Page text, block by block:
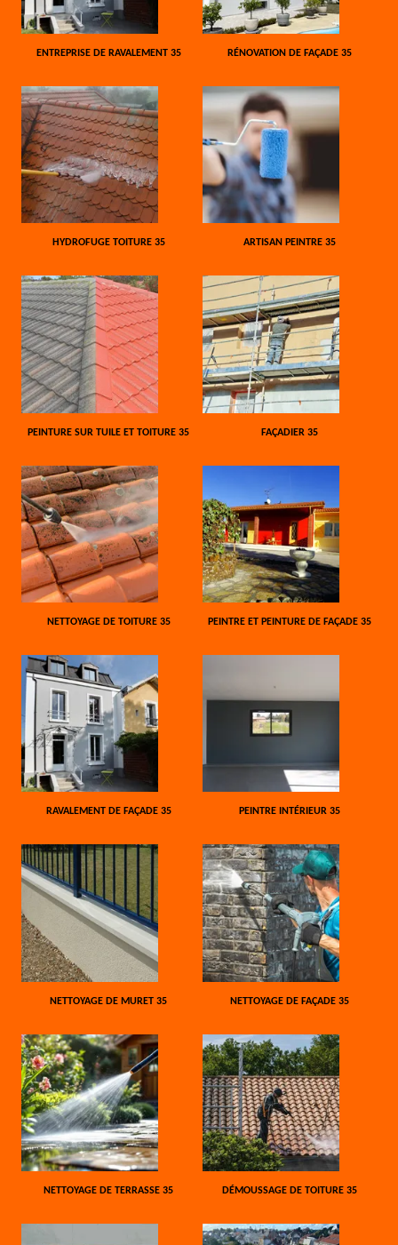
ENTREPRISE DE RAVALEMENT 35 RÉNOVATION DE FAÇADE 35
HYDROFUGE TOITURE 35 ARTISAN PEINTRE 35
PEINTURE SUR TUILE ET TOITURE 35 FAÇADIER 35
NETTOYAGE DE TOITURE 35 PEINTRE ET PEINTURE DE FAÇADE 35
RAVALEMENT DE FAÇADE 35 PEINTRE INTÉRIEUR 35
NETTOYAGE DE MURET 35 NETTOYAGE DE FAÇADE 35
NETTOYAGE DE TERRASSE 35 DÉMOUSSAGE DE TOITURE 35